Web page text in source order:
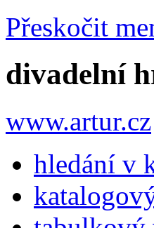
Přeskočit
divadelní
www.artur.cz
hledání v